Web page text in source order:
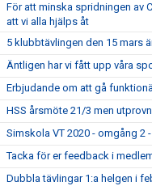
För att minska spridningen av
att vi alla hjälps åt
5 klubbtävlingen den 15 mars
Äntligen har vi fått upp våra
Erbjudande om att gå
HSS årsmöte 21/3 men
Simskola VT 2020 - omgång 2
Tacka för er feedback i
Dubbla tävlingar 1:a helgen i